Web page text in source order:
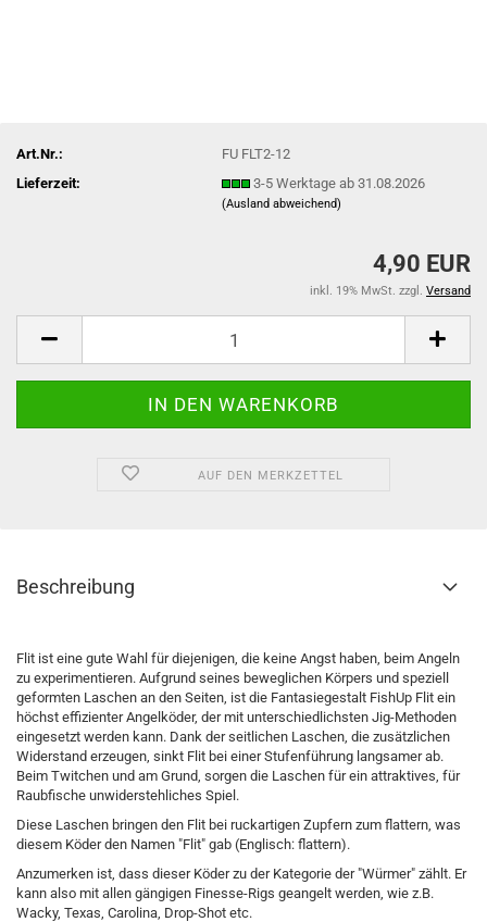
Art.Nr.:
FU FLT2-12
Lieferzeit:
3-5 Werktage ab 31.08.2026
(Ausland abweichend)
4,90 EUR
inkl. 19% MwSt. zzgl. Versand
AUF DEN MERKZETTEL
Beschreibung
Flit ist eine gute Wahl für diejenigen, die keine Angst haben, beim Angeln
zu experimentieren. Aufgrund seines beweglichen Körpers und speziell
geformten Laschen an den Seiten, ist die Fantasiegestalt FishUp Flit ein
höchst effizienter Angelköder, der mit unterschiedlichsten Jig-Methoden
eingesetzt werden kann. Dank der seitlichen Laschen, die zusätzlichen
Widerstand erzeugen, sinkt Flit bei einer Stufenführung langsamer ab.
Beim Twitchen und am Grund, sorgen die Laschen für ein attraktives, für
Raubfische unwiderstehliches Spiel.
Diese Laschen bringen den Flit bei ruckartigen Zupfern zum flattern, was
diesem Köder den Namen "Flit" gab (Englisch: flattern).
Anzumerken ist, dass dieser Köder zu der Kategorie der "Würmer" zählt. Er
kann also mit allen gängigen Finesse-Rigs geangelt werden, wie z.B.
Wacky, Texas, Carolina, Drop-Shot etc.